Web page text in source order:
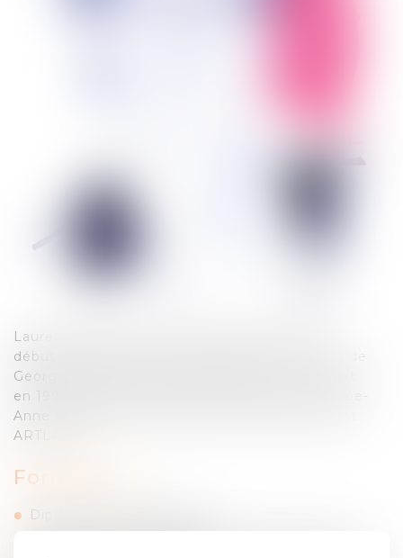
Laurent Merlet est avocat depuis 1990. Il a
débuté sa carrière d’avocat au sein du Cabinet de
Georges Kiejman avant de reprendre ce cabinet
en 1991 puis de fonder JBLM Avocats avec Josée-
Anne Bénazéraf, tous deux ayant ensuite rejoint
ARTLAW.
Formation :
Diplôme de l’EFB (CAPA)